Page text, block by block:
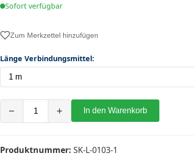
Sofort verfügbar
Zum Merkzettel hinzufügen
Länge Verbindungsmittel:
− + In den Warenkorb
Produktnummer: SK-L-0103-1